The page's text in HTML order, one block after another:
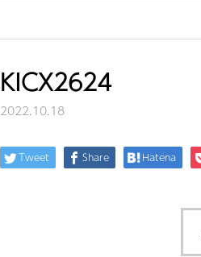
KICX2624
2022.10.18
Tweet Share Hatena